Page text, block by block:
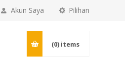
Pilihan
Akun Saya
(0) items